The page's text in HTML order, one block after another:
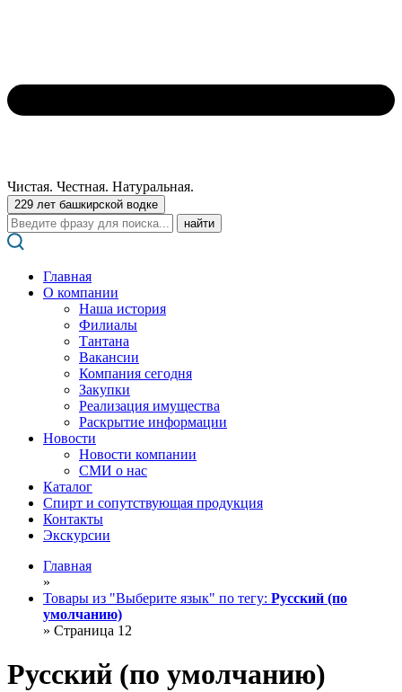
Чистая. Честная. Натуральная.
229 лет башкирской водке
Поиск:
Главная
О компании
Наша история
Филиалы
Тантана
Вакансии
Компания сегодня
Закупки
Реализация имущества
Раскрытие информации
Новости
Новости компании
СМИ о нас
Каталог
Спирт и сопутствующая продукция
Контакты
Экскурсии
Главная
»
Товары из "Выберите язык" по тегу: Русский (по
умолчанию)
» Страница 12
Русский (по умолчанию)